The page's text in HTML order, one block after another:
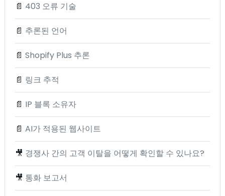
📄 403 오류 기술
📄 추론된 언어
📄 Shopify Plus 추론
📄 링크 추적
📄 IP 블록 소유자
📄 AI가 적용된 웹사이트
🎥 경쟁사 간의 고객 이탈을 어떻게 확인할 수 있나요?
🎥 통화 보고서